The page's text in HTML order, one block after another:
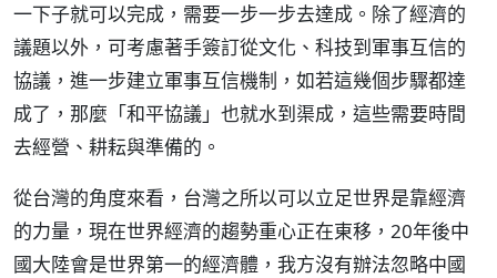
一下子就可以完成，需要一步一步去達成。除了經濟的
議題以外，可考慮著手簽訂從文化、科技到軍事互信的
協議，進一步建立軍事互信機制，如若這幾個步驟都達
成了，那麼「和平協議」也就水到渠成，這些需要時間
去經營、耕耘與準備的。
從台灣的角度來看，台灣之所以可以立足世界是靠經濟
的力量，現在世界經濟的趨勢重心正在東移，20年後中
國大陸會是世界第一的經濟體，我方沒有辦法忽略中國